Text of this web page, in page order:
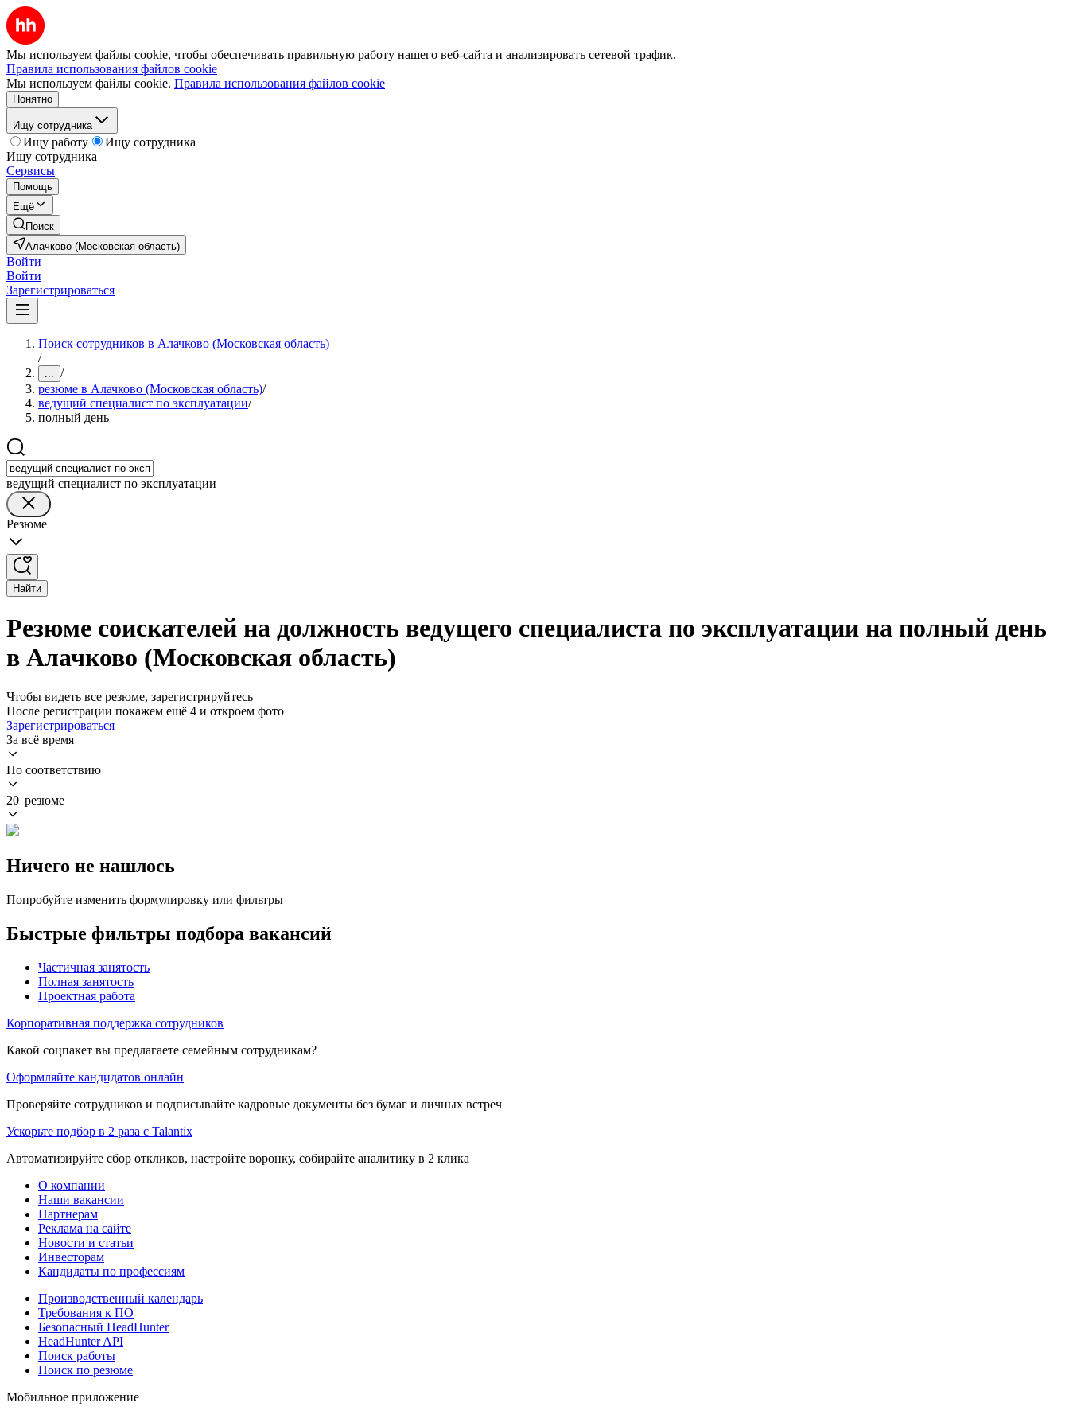
Мы используем файлы cookie, чтобы обеспечивать правильную работу нашего веб-сайта и анализировать сетевой трафик.
Правила использования файлов cookie
Мы используем файлы cookie. Правила использования файлов cookie
Понятно
Ищу сотрудника
Ищу работу
Ищу сотрудника
Ищу сотрудника
Сервисы
Помощь
Ещё
Поиск
Алачково (Московская область)
Войти
Войти
Зарегистрироваться
Поиск сотрудников в Алачково (Московская область)
/
... /
резюме в Алачково (Московская область)/
ведущий специалист по эксплуатации/
полный день
ведущий специалист по эксплуатации
Резюме
Найти
Резюме соискателей на должность ведущего специалиста по эксплуатации на полный день
в Алачково (Московская область)
Чтобы видеть все резюме, зарегистрируйтесь
После регистрации покажем ещё 4 и откроем фото
Зарегистрироваться
За всё время
По соответствию
20 резюме
Ничего не нашлось
Попробуйте изменить формулировку или фильтры
Быстрые фильтры подбора вакансий
Частичная занятость
Полная занятость
Проектная работа
Корпоративная поддержка сотрудников
Какой соцпакет вы предлагаете семейным сотрудникам?
Оформляйте кандидатов онлайн
Проверяйте сотрудников и подписывайте кадровые документы без бумаг и личных встреч
Ускорьте подбор в 2 раза с Talantix
Автоматизируйте сбор откликов, настройте воронку, собирайте аналитику в 2 клика
О компании
Наши вакансии
Партнерам
Реклама на сайте
Новости и статьи
Инвесторам
Кандидаты по профессиям
Производственный календарь
Требования к ПО
Безопасный HeadHunter
HeadHunter API
Поиск работы
Поиск по резюме
Мобильное приложение